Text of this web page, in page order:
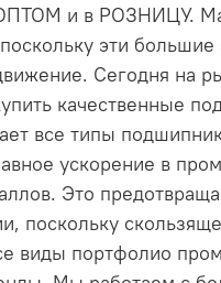
и в РОЗНИЦУ.
эти
Сегодня на
качественные
все типы
ускорение в
Это
поскольку
виды портфолио